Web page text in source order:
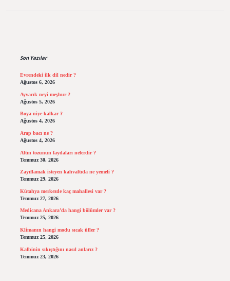
Son Yazılar
Evrendeki ilk dil nedir ?
Ağustos 6, 2026
Ayvacık neyi meşhur ?
Ağustos 5, 2026
Boya niye kalkar ?
Ağustos 4, 2026
Arap bacı ne ?
Ağustos 4, 2026
Altın tozunun faydaları nelerdir ?
Temmuz 30, 2026
Zayıflamak isteyen kahvaltıda ne yemeli ?
Temmuz 29, 2026
Kütahya merkezde kaç mahallesi var ?
Temmuz 27, 2026
Medicana Ankara’da hangi bölümler var ?
Temmuz 25, 2026
Klimanın hangi modu sıcak üfler ?
Temmuz 25, 2026
Kalbinin sıkıştığını nasıl anlarız ?
Temmuz 23, 2026